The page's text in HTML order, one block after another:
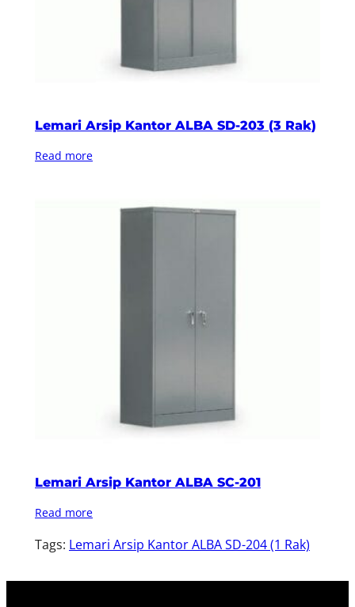
Lemari Arsip Kantor ALBA SD-203 (3 Rak)
Read more
Lemari Arsip Kantor ALBA SC-201
Read more
Tags: Lemari Arsip Kantor ALBA SD-204 (1 Rak)